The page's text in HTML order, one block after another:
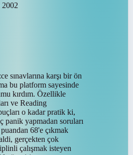
2002
sınavlarına karşı bir ön
bu platform sayesinde
kırdım. Özellikle
ve Reading
o kadar pratik ki,
panik yapmadan soruları
68'e çıkmak
gerçekten çok
çalışmak isteyen